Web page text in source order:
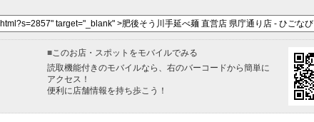
■このお店・スポットをモバイルでみる
読取機能付きのモバイルなら、右のバーコードから簡単に
アクセス！
便利に店舗情報を持ち歩こう！